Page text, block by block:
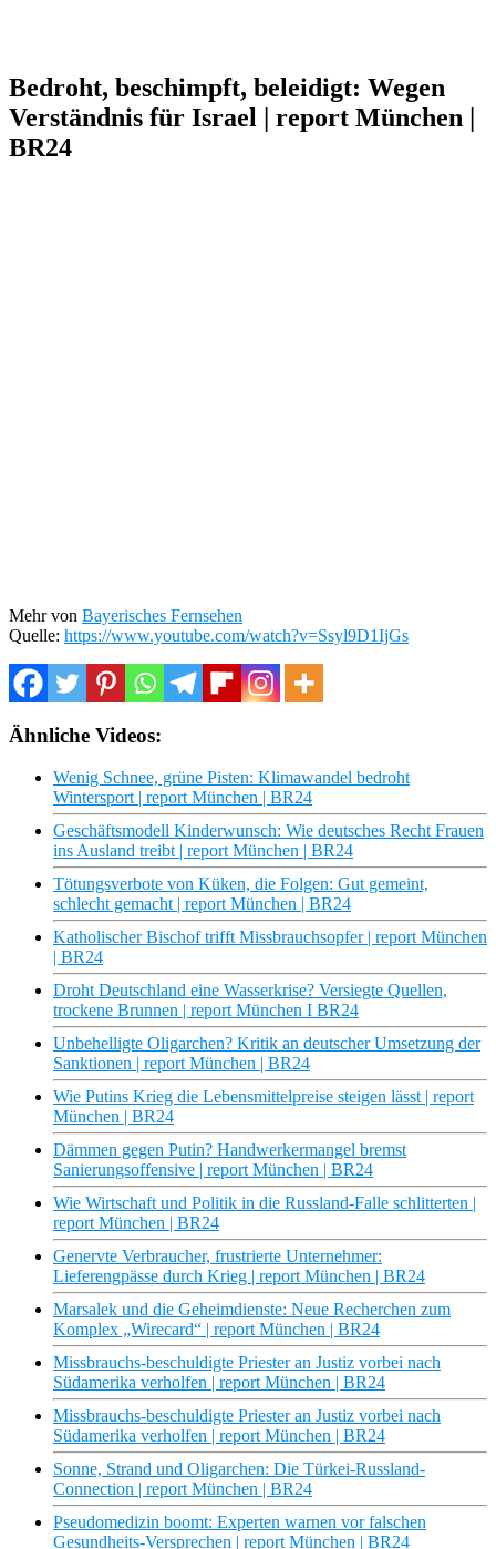
Bedroht, beschimpft, beleidigt: Wegen
Verständnis für Israel | report München |
BR24
Mehr von Bayerisches Fernsehen
Quelle: https://www.youtube.com/watch?v=Ssyl9D1IjGs
Ähnliche Videos:
Wenig Schnee, grüne Pisten: Klimawandel bedroht
Wintersport | report München | BR24
Geschäftsmodell Kinderwunsch: Wie deutsches Recht Frauen
ins Ausland treibt | report München | BR24
Tötungsverbote von Küken, die Folgen: Gut gemeint,
schlecht gemacht | report München | BR24
Katholischer Bischof trifft Missbrauchsopfer | report München
| BR24
Droht Deutschland eine Wasserkrise? Versiegte Quellen,
trockene Brunnen | report München I BR24
Unbehelligte Oligarchen? Kritik an deutscher Umsetzung der
Sanktionen | report München | BR24
Wie Putins Krieg die Lebensmittelpreise steigen lässt | report
München | BR24
Dämmen gegen Putin? Handwerkermangel bremst
Sanierungsoffensive | report München | BR24
Wie Wirtschaft und Politik in die Russland-Falle schlitterten |
report München | BR24
Genervte Verbraucher, frustrierte Unternehmer:
Lieferengpässe durch Krieg | report München | BR24
Marsalek und die Geheimdienste: Neue Recherchen zum
Komplex „Wirecard“ | report München | BR24
Missbrauchs-beschuldigte Priester an Justiz vorbei nach
Südamerika verholfen | report München | BR24
Missbrauchs-beschuldigte Priester an Justiz vorbei nach
Südamerika verholfen | report München | BR24
Sonne, Strand und Oligarchen: Die Türkei-Russland-
Connection | report München | BR24
Pseudomedizin boomt: Experten warnen vor falschen
Gesundheits-Versprechen | report München | BR24